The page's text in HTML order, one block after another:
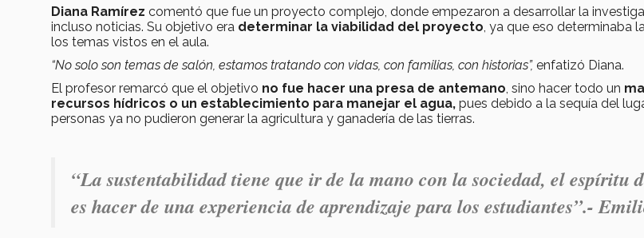
Diana Ramírez comentó que fue un proyecto complejo, donde empezaron a desarrollar la
incluso noticias. Su objetivo era determinar la viabilidad del proyecto, ya que eso determinaba
los temas vistos en el aula.
“No solo son temas de salón, estamos tratando con vidas, con familias, con historias”, enfatizó Diana.
El profesor remarcó que el objetivo no fue hacer una presa de antemano, sino hacer todo un
recursos hídricos o un establecimiento para manejar el agua, pues debido a la sequía del
personas ya no pudieron generar la agricultura y ganadería de las tierras.
“La sustentabilidad tiene que ir de la mano con la sociedad, el espíritu
es hacer de una experiencia de aprendizaje para los estudiantes”.-